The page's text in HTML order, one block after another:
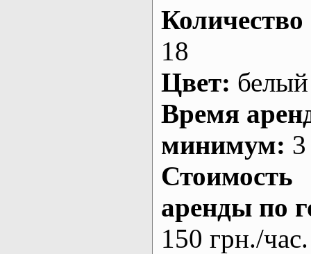
Количество
18
Цвет: белый
Время
минимум:
Стоимость
аренды по
150 грн./час.